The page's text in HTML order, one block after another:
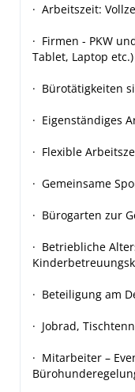
· Arbeitszeit:
· Firmen - PKW
Tablet, Laptop etc.)
· Bürotätigkeiten
· Eigenständiges
· Flexible
· Gemeinsame
· Bürogarten zur
· Betriebliche
· Beteiligung am
· Jobrad,
· Mitarbeiter –